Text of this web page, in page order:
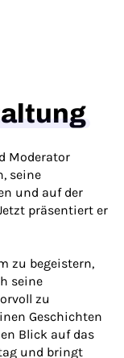
Moderator
seine
und auf der
präsentiert er
zu begeistern,
seine
zu
Geschichten
Blick auf das
und bringt